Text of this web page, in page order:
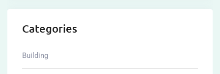
Categories
Building